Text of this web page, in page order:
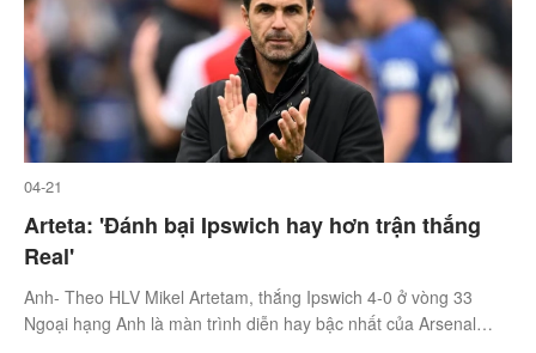
04-21
Arteta: 'Đánh bại Ipswich hay hơn trận thắng
Real'
Anh- Theo HLV Mikel Artetam, thắng Ipswich 4-0 ở vòng 33
Ngoại hạng Anh là màn trình diễn hay bậc nhất của Arsenal